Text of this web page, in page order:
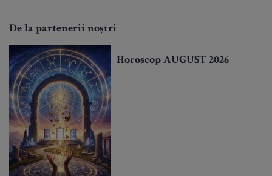
De la partenerii noștri
Horoscop AUGUST 2026